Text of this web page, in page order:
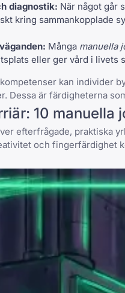
diagnostik: När något går
kring sammankopplade
Många manuella
eller ger vård i
kan individer
Dessa är färdigheterna
10
efterfrågade, praktiska
och fingerfärdighet